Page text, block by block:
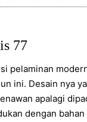
77
pelaminan
ini. Desain nya
apalagi
dengan